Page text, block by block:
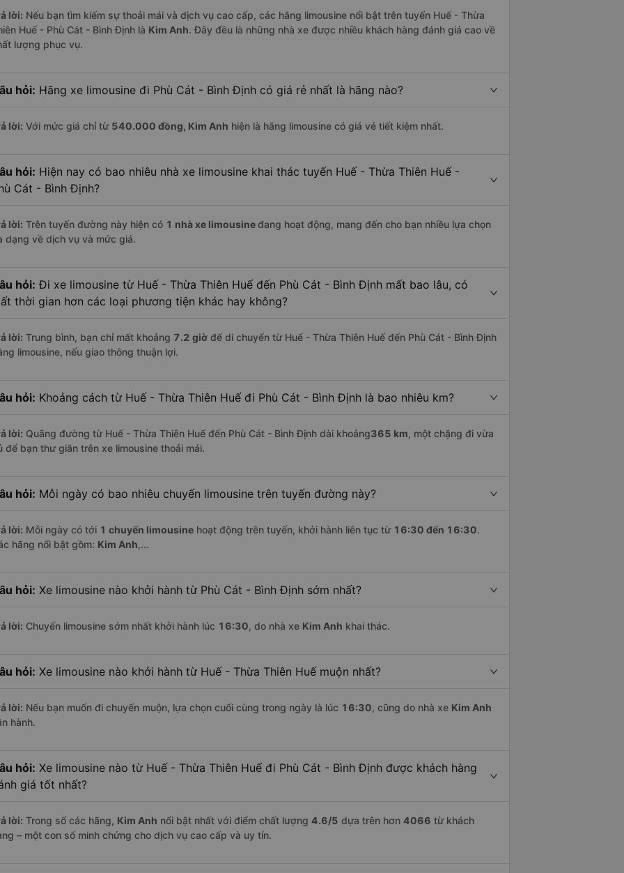
lời: Nếu bạn tìm kiếm sự thoải mái và dịch vụ cao cấp, các hãng limousine nổi bật trên tuyến Huế - Thừa
Huế - Phù Cát - Bình Định là Kim Anh. Đây đều là những nhà xe được nhiều khách hàng đánh giá cao về
lượng phục vụ.
hỏi: Hãng xe limousine đi Phù Cát - Bình Định có giá rẻ nhất là hãng nào?
lời: Với mức giá chỉ từ 540.000 đồng, Kim Anh hiện là hãng limousine có giá vé tiết kiệm nhất.
hỏi: Hiện nay có bao nhiêu nhà xe limousine khai thác tuyến Huế - Thừa Thiên Huế -
Cát - Bình Định?
lời: Trên tuyến đường này hiện có 1 nhà xe limousineđang hoạt động, mang đến cho bạn nhiều lựa chọn
dạng về dịch vụ và mức giá.
hỏi: Đi xe limousine từ Huế - Thừa Thiên Huế đến Phù Cát - Bình Định mất bao lâu, có
thời gian hơn các loại phương tiện khác hay không?
lời: Trung bình, bạn chỉ mất khoảng 7.2 giờ để di chuyển từ Huế - Thừa Thiên Huế đến Phù Cát - Bình Định
limousine, nếu giao thông thuận lợi.
hỏi: Khoảng cách từ Huế - Thừa Thiên Huế đi Phù Cát - Bình Định là bao nhiêu km?
lời: Quãng đường từ Huế - Thừa Thiên Huế đến Phù Cát - Bình Định dài khoảng365 km, một chặng đi vừa
để bạn thư giãn trên xe limousine thoải mái.
hỏi: Mỗi ngày có bao nhiêu chuyến limousine trên tuyến đường này?
lời: Mỗi ngày có tới 1 chuyến limousine hoạt động trên tuyến, khởi hành liên tục từ 16:30 đến 16:30.
hãng nổi bật gồm: Kim Anh,...
hỏi: Xe limousine nào khởi hành từ Phù Cát - Bình Định sớm nhất?
lời: Chuyến limousine sớm nhất khởi hành lúc 16:30, do nhà xe Kim Anh khai thác.
hỏi: Xe limousine nào khởi hành từ Huế - Thừa Thiên Huế muộn nhất?
lời: Nếu bạn muốn đi chuyến muộn, lựa chọn cuối cùng trong ngày là lúc 16:30, cũng do nhà xe Kim Anh
hành.
hỏi: Xe limousine nào từ Huế - Thừa Thiên Huế đi Phù Cát - Bình Định được khách hàng
giá tốt nhất?
lời: Trong số các hãng, Kim Anh nổi bật nhất với điểm chất lượng 4.6/5 dựa trên hơn 4066 từ khách
– một con số minh chứng cho dịch vụ cao cấp và uy tín.